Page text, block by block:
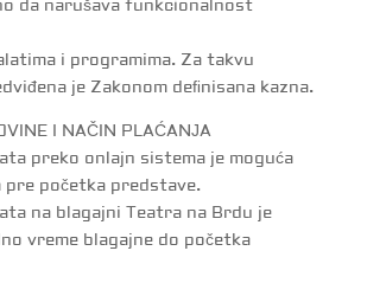
da narušava funkcionalnost
i programima. Za takvu
je Zakonom deﬁnisana kazna.
I NAČIN PLAĆANЈA
preko onlajn sistema je moguća
početka predstave.
na blagajni Teatra na Brdu je
vreme blagajne do početka